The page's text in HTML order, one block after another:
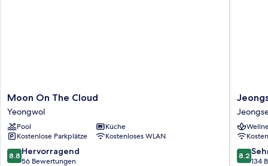
Moon
On
The
Cloud
Yeongwol
Moon On The Cloud
Yeongwol
Pool
Küche
Kostenlose Parkplätze
Kostenloses WLAN
8.8
von
8.8 Hervorragend
56 Bewertungen
JS
Grand
Palace
Hotel
8.2
von
8.2
134